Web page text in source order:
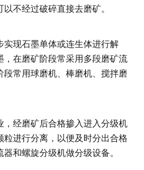
不经过破碎直接去磨矿。
现石墨单体或连生体进行解
在磨矿阶段常采用多段磨矿流
常用球磨机、棒磨机、搅拌磨
经磨矿后合格掺入进入分级机
进行分离，以便及时分出合格
和螺旋分级机做分级设备。